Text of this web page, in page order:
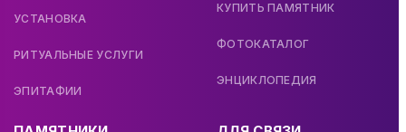
УСТАНОВКА
РИТУАЛЬНЫЕ УСЛУГИ
ЭПИТАФИИ
КУПИТЬ ПАМЯТНИК
ФОТОКАТАЛОГ
ЭНЦИКЛОПЕДИЯ